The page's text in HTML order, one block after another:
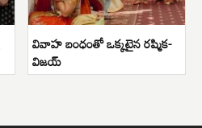
వివాహ బంధంతో ఒక్కటైన రష్మిక-
విజయ్